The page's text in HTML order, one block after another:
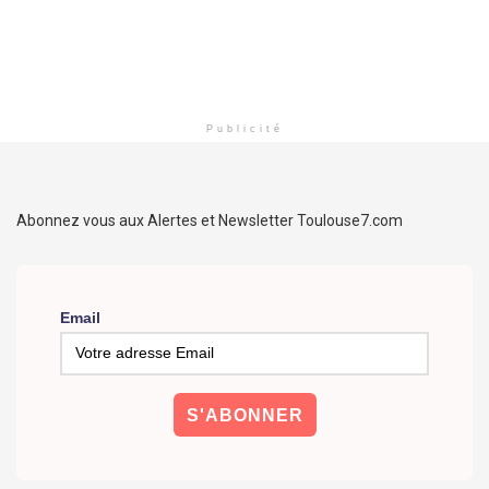
Publicité
Abonnez vous aux Alertes et Newsletter Toulouse7.com
Email